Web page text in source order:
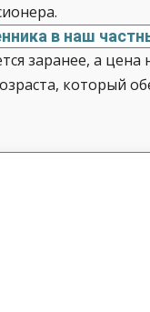
в наш
заранее, а
который